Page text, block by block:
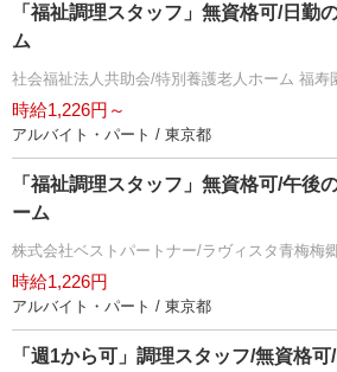
「福祉調理スタッフ」無資格可/日勤
ム
社会福祉法人共助会/特別養護老人ホーム 福寿
時給1,226円～
アルバイト・パート / 東京都
「福祉調理スタッフ」無資格可/午後
ーム
株式会社ベストパートナー/ラヴィスタ青梅梅
時給1,226円
アルバイト・パート / 東京都
「週1から可」調理スタッフ/無資格